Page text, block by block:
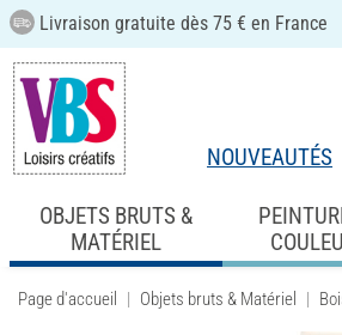
Livraison gratuite dès 75 € en France
NOUVEAUTÉS
OBJETS BRUTS &
MATÉRIEL
Page d'accueil Objets bruts & Matériel